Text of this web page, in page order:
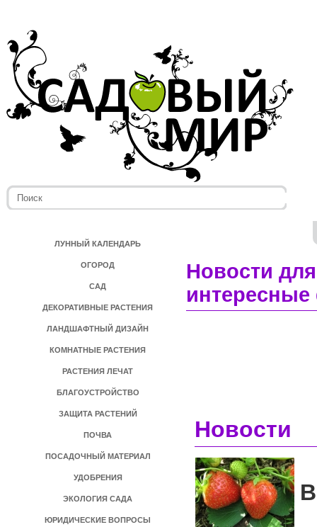
ЛУННЫЙ КАЛЕНДАРЬ
ОГОРОД
САД
ДЕКОРАТИВНЫЕ РАСТЕНИЯ
ЛАНДШАФТНЫЙ ДИЗАЙН
КОМНАТНЫЕ РАСТЕНИЯ
РАСТЕНИЯ ЛЕЧАТ
БЛАГОУСТРОЙСТВО
ЗАЩИТА РАСТЕНИЙ
ПОЧВА
ПОСАДОЧНЫЙ МАТЕРИАЛ
УДОБРЕНИЯ
ЭКОЛОГИЯ САДА
ЮРИДИЧЕСКИЕ ВОПРОСЫ
Новости
Новости